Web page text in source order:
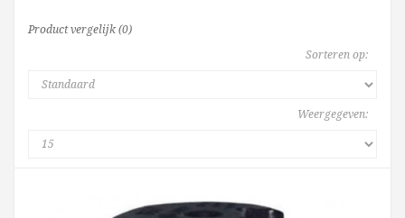
Product vergelijk (0)
Sorteren op:
Weergegeven: